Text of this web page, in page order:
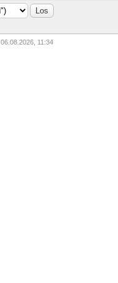
06.08.2026, 11:34